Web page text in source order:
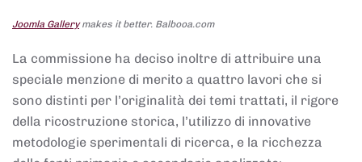
Joomla Gallerymakes it better. Balbooa.com
La commissione ha deciso inoltre di attribuire una
speciale menzione di merito a quattro lavori che si
sono distinti per l’originalità dei temi trattati, il rigore
della ricostruzione storica, l’utilizzo di innovative
metodologie sperimentali di ricerca, e la ricchezza